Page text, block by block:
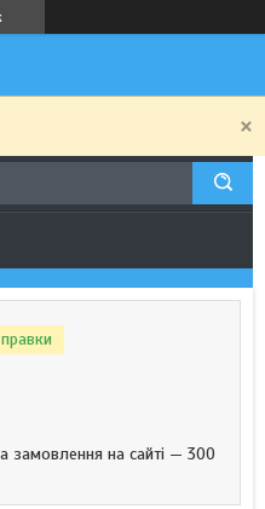
замовлення на сайті — 300